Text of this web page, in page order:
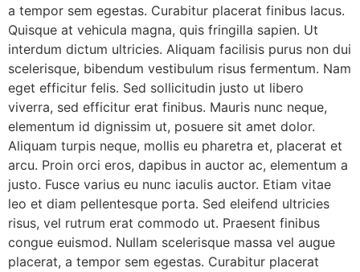
a tempor sem egestas. Curabitur placerat finibus lacus.
Quisque at vehicula magna, quis fringilla sapien. Ut
interdum dictum ultricies. Aliquam facilisis purus non dui
scelerisque, bibendum vestibulum risus fermentum. Nam
eget efficitur felis. Sed sollicitudin justo ut libero
viverra, sed efficitur erat finibus. Mauris nunc neque,
elementum id dignissim ut, posuere sit amet dolor.
Aliquam turpis neque, mollis eu pharetra et, placerat et
arcu. Proin orci eros, dapibus in auctor ac, elementum a
justo. Fusce varius eu nunc iaculis auctor. Etiam vitae
leo et diam pellentesque porta. Sed eleifend ultricies
risus, vel rutrum erat commodo ut. Praesent finibus
congue euismod. Nullam scelerisque massa vel augue
placerat, a tempor sem egestas. Curabitur placerat